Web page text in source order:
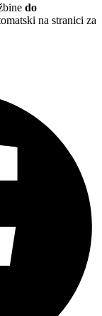
do
na stranici za